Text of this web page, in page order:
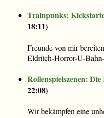
Trainpunks:
18:11)
Freunde von mir
Eldritch-Horror-U-
Rollenspielszenen:
22:08)
Wir bekämpfen eine